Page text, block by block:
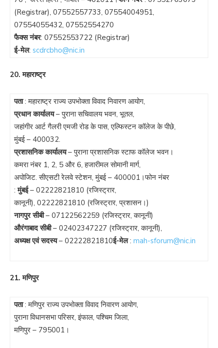
(Registrar), 07552557733, 07554004951,
07554055432, 07552554270
फैक्स नंबर: 07552553722 (Registrar)
ई-मेल: scdrcbho@nic.in
20. महाराष्ट्र
पता: महाराष्ट्र राज्य उपभोक्ता विवाद निवारण आयोग,
प्रधान कार्यालय– पुराना सचिवालय भवन, भूतल,
जहांगीर आर्ट गैलरी एमजी रोड के पास, एल्फिस्टन कॉलेज के पीछे,
मुंबई – 400032.
प्रशासनिक कार्यालय– पुराना प्रशासनिक स्टाफ कॉलेज भवन।
कमरा नंबर 1, 2, 5 और 6, हजारीमल सोमानी मार्ग,
अपोजिट. सीएसटी रेलवे स्टेशन, मुंबई – 400001।फोन नंबर
:मुंबई– 02222821810 (रजिस्ट्रार,
कानूनी), 02222821810 (रजिस्ट्रार, प्रशासन।)
नागपुर सीबी– 07122562259 (रजिस्ट्रार, कानूनी)
औरंगाबाद सीबी– 02402347227 (रजिस्ट्रार, कानूनी),
अध्यक्ष एवं सदस्य– 02222821810ई-मेल: mah-sforum@nic.in
21. मणिपुर
पता: मणिपुर राज्य उपभोक्ता विवाद निवारण आयोग,
पुराना विधानसभा परिसर, इंफाल, पश्चिम जिला,
मणिपुर – 795001।